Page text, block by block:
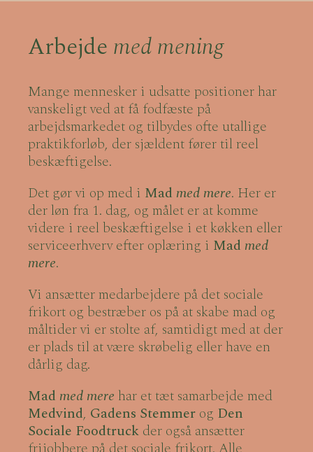
Arbejde med mening
Mange mennesker i udsatte positioner har
vanskeligt ved at få fodfæste på
arbejdsmarkedet og tilbydes ofte utallige
praktikforløb, der sjældent fører til reel
beskæftigelse.
Det gør vi op med i Mad med mere. Her er
der løn fra 1. dag, og målet er at komme
videre i reel beskæftigelse i et køkken eller
serviceerhverv efter oplæring i Mad med
mere.
Vi ansætter medarbejdere på det sociale
frikort og bestræber os på at skabe mad og
måltider vi er stolte af, samtidigt med at der
er plads til at være skrøbelig eller have en
dårlig dag.
Mad med mere har et tæt samarbejde med
Medvind, Gadens Stemmer og Den
Sociale Foodtruck der også ansætter